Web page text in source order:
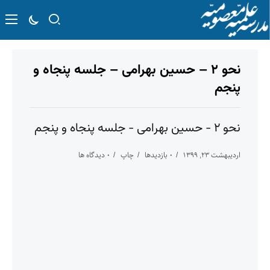
نحو ۲ – حسین بهرامی – جلسه پنجاه و
پنجم
نحو ۲ - حسین بهرامی - جلسه پنجاه و پنجم
اردیبهشت ۲۳, ۱۳۹۹ ۰ بازدیدها چاپ ۰ دیدگاه ها